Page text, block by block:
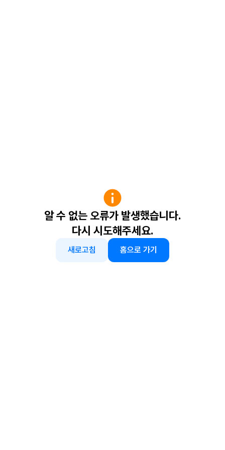
알 수 없는 오류가 발생했습니다.
다시 시도해주세요.
새로고침 홈으로 가기